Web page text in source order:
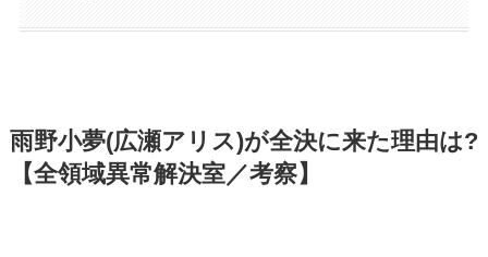
雨野小夢(広瀬アリス)が全決に来た理由は?
【全領域異常解決室／考察】